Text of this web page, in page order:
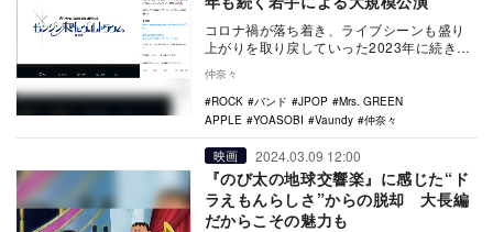
コロナ禍が落ち着き、ライブシーンも盛り
上がりを取り戻していった2023年に続き、
単独公…
仲奈々
ROCK
バンド JPOP
Mrs. GREEN
APPLE
YOASOBI Vaundy 仲奈々
映画 2024.03.09 12:00
『のび太の地球交響楽』に感じた“ド
ラえもんらしさ”からの脱却 大長編
だからこその魅力も